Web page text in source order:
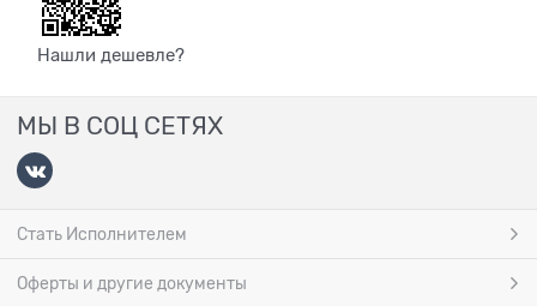
Нашли дешевле?
МЫ В СОЦ СЕТЯХ
Стать Исполнителем
Оферты и другие документы